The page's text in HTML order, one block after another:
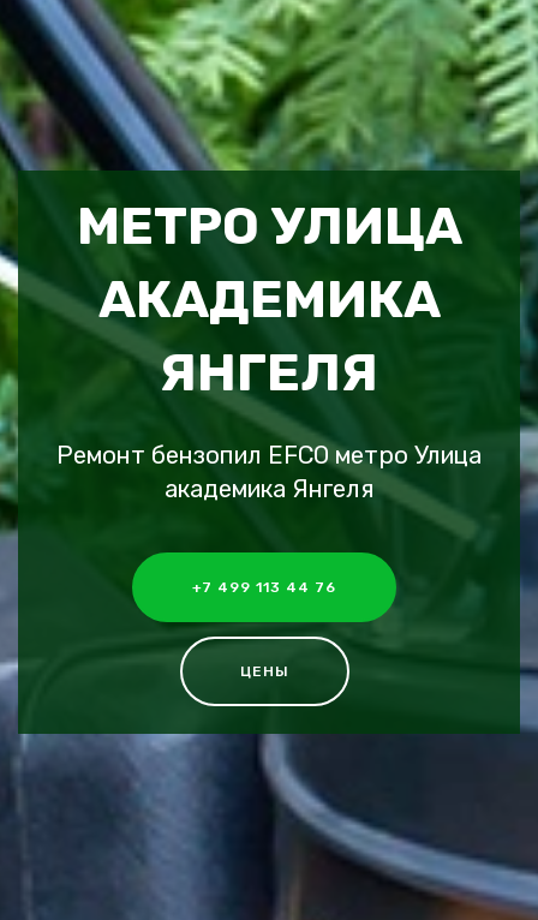
МЕТРО УЛИЦА
АКАДЕМИКА
ЯНГЕЛЯ
Ремонт бензопил EFCO метро Улица
академика Янгеля
+7 499 113 44 76
ЦЕНЫ